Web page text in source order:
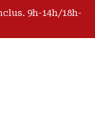
9h-14h/18h-